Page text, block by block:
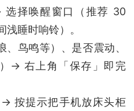
择唤醒窗口（推荐 30
睡时响铃）。
鸟鸣等）、是否震动、
→ 右上角「保存」即完
按提示把手机放床头柜